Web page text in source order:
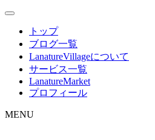
トップ
ブログ一覧
LanatureVillageについて
サービス一覧
LanatureMarket
プロフィール
MENU